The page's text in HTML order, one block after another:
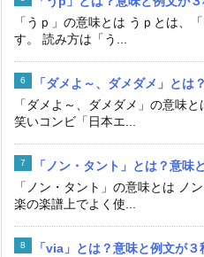
「うｐ」の意味とは うｐとは、
す。 読み方は「う...
「ダメよ～、ダメダメ」とは
「ダメよ～、ダメダメ」の意味
笑いコンビ「日本エ...
「ノン・タント」とは？意味
「ノン・タント」の意味とは ノ
楽の楽譜上でよく使...
「via」とは？意味と例文が３